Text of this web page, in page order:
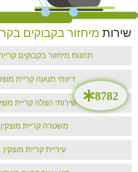
שירות מיחזור בקבוקים
תחנות מיחזור בקבוקים
דיווחי תנועה קריית
שירותי הצלה קריית
משטרה קריית מוצקין‏
עיריית קריית מוצקין‏